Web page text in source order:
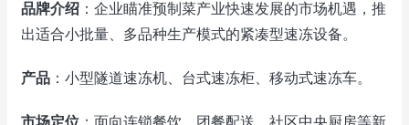
品牌介绍 ：企业瞄准预制菜产业快速发展的市场机遇，推
出适合小批量、多品种生产模式的紧凑型速冻设备。
产品 ：小型隧道速冻机、台式速冻柜、移动式速冻车。